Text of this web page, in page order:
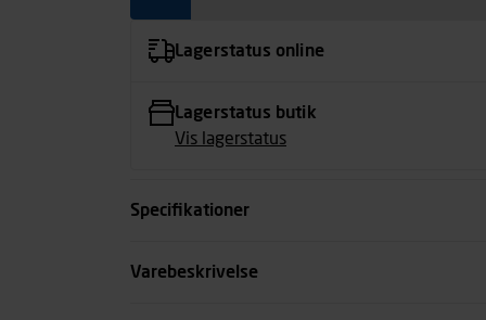
Lagerstatus online
Lagerstatus butik
Vis lagerstatus
Specifikationer
Dimension
Varebeskrivelse